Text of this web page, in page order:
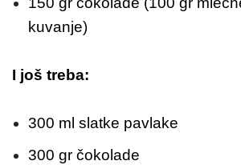
kuvanje)
I još treba:
300 ml slatke pavlake
300 gr čokolade